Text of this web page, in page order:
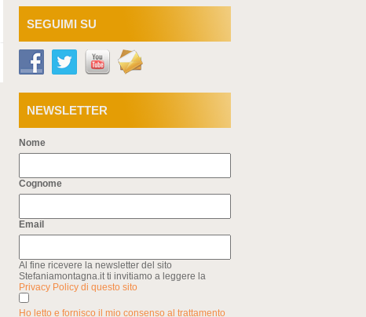
SEGUIMI SU
NEWSLETTER
Nome
Cognome
Email
Al fine ricevere la newsletter del sito
Stefaniamontagna.it ti invitiamo a leggere la
Privacy Policy di questo sito
Ho letto e fornisco il mio consenso al trattamento